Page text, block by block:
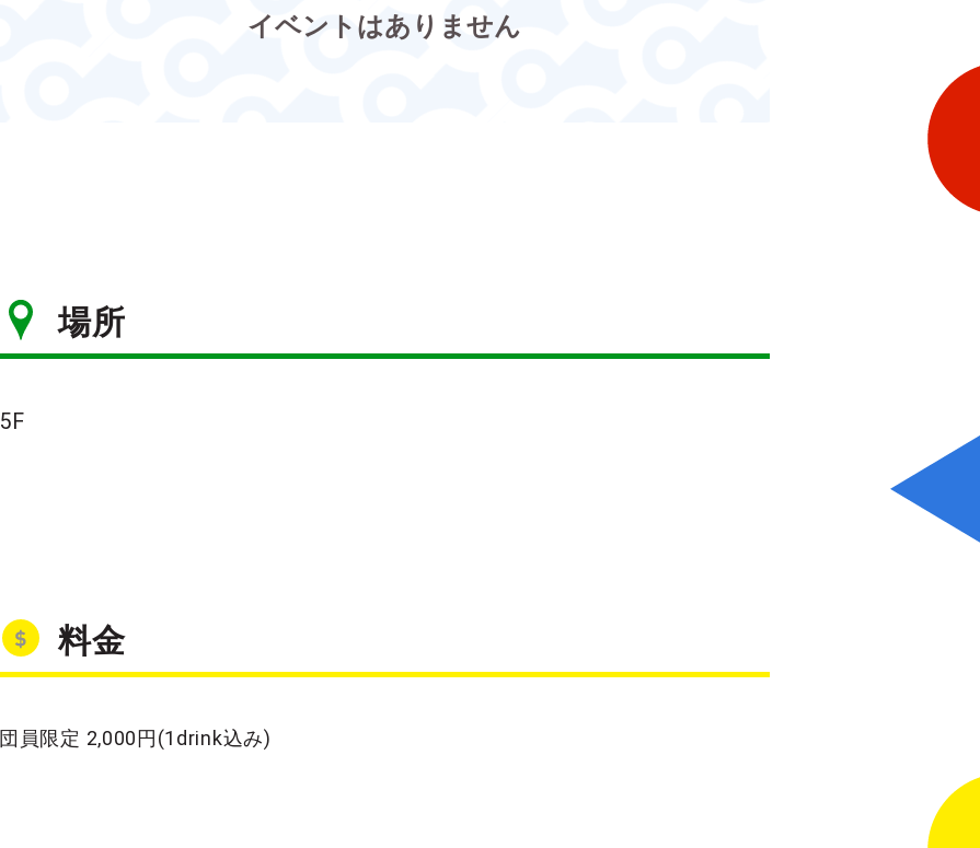
イベントはありません
場所
5F
料金
団員限定 2,000円(1drink込み)